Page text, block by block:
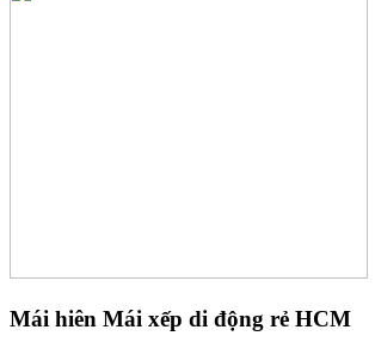
Mái hiên Mái xếp di động rẻ HCM